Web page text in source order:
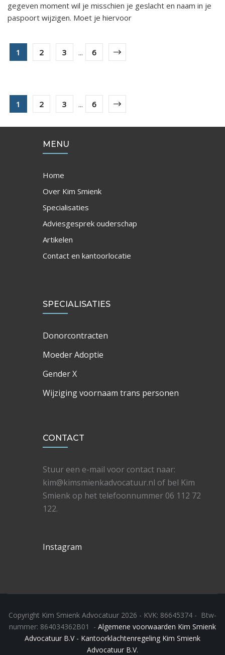
gegeven moment wil je misschien je geslacht en naam in je
paspoort wijzigen. Moet je hiervoor
1 2 3 ... 6
1 2 3 ... 6
MENU
Home
Over Kim Smienk
Specialisaties
Adviesgesprek ouderschap
Artikelen
Contact en kantoorlocatie
SPECIALISATIES
Donorcontracten
Moeder Adoptie
Gender X
Wijziging voornaam trans personen
CONTACT
Stuur een e-mail voor contact naar:
kim@kimsmienkadvocatuur.nl of bel Kim
Smienk op het telefoonnummer 06 112 72
122.
Instagram
Copyright Kim Smienk Advocatuur 2026 - KVK: 86645374 - Btw-
nummer: 864034362B01 - Algemene voorwaarden Kim Smienk
Advocatuur B.V - Kantoorklachtenregeling Kim Smienk
Advocatuur B.V.